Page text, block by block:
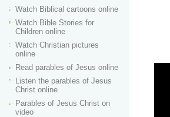
Watch Biblical cartoons online
Watch Bible Stories for
Children online
Watch Christian pictures
online
Read parables of Jesus online
Listen the parables of Jesus
Christ online
Parables of Jesus Christ on
video